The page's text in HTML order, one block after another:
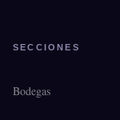
SECCIONES
Bodegas